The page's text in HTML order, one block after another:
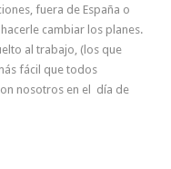
fuera de España o
cambiar los planes.
al trabajo, (los que
fácil que todos
nosotros en el día de